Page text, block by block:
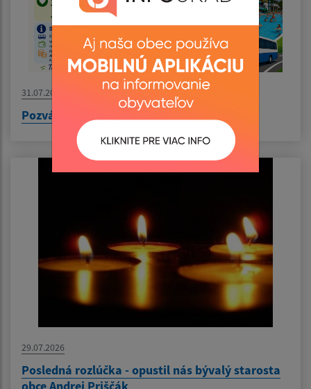
31.07.2026
Pozvánka na výlet do Nyíregyházy
29.07.2026
Posledná rozlúčka - opustil nás bývalý starosta